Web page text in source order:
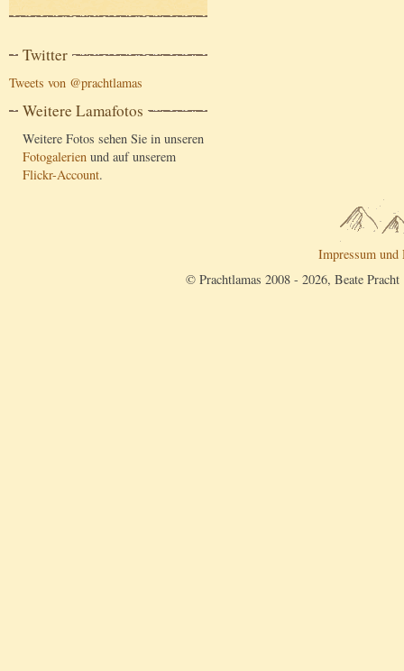
Twitter
Tweets von @prachtlamas
Weitere Lamafotos
Weitere Fotos sehen Sie in unseren
Fotogalerien und auf unserem
Flickr-Account.
Impressum und
© Prachtlamas 2008 - 2026, Beate Pracht